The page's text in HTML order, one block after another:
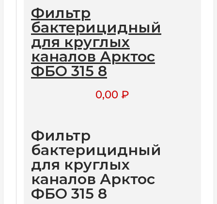
Фильтр
бактерицидный
для круглых
каналов Арктос
ФБО 315 8
0,00 ₽
Фильтр
бактерицидный
для круглых
каналов Арктос
ФБО 315 8